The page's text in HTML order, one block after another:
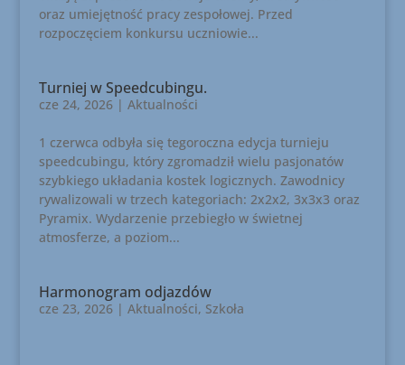
oraz umiejętność pracy zespołowej. Przed
rozpoczęciem konkursu uczniowie...
Turniej w Speedcubingu.
cze 24, 2026| Aktualności
1 czerwca odbyła się tegoroczna edycja turnieju
speedcubingu, który zgromadził wielu pasjonatów
szybkiego układania kostek logicznych. Zawodnicy
rywalizowali w trzech kategoriach: 2x2x2, 3x3x3 oraz
Pyramix. Wydarzenie przebiegło w świetnej
atmosferze, a poziom...
Harmonogram odjazdów
cze 23, 2026| Aktualności, Szkoła